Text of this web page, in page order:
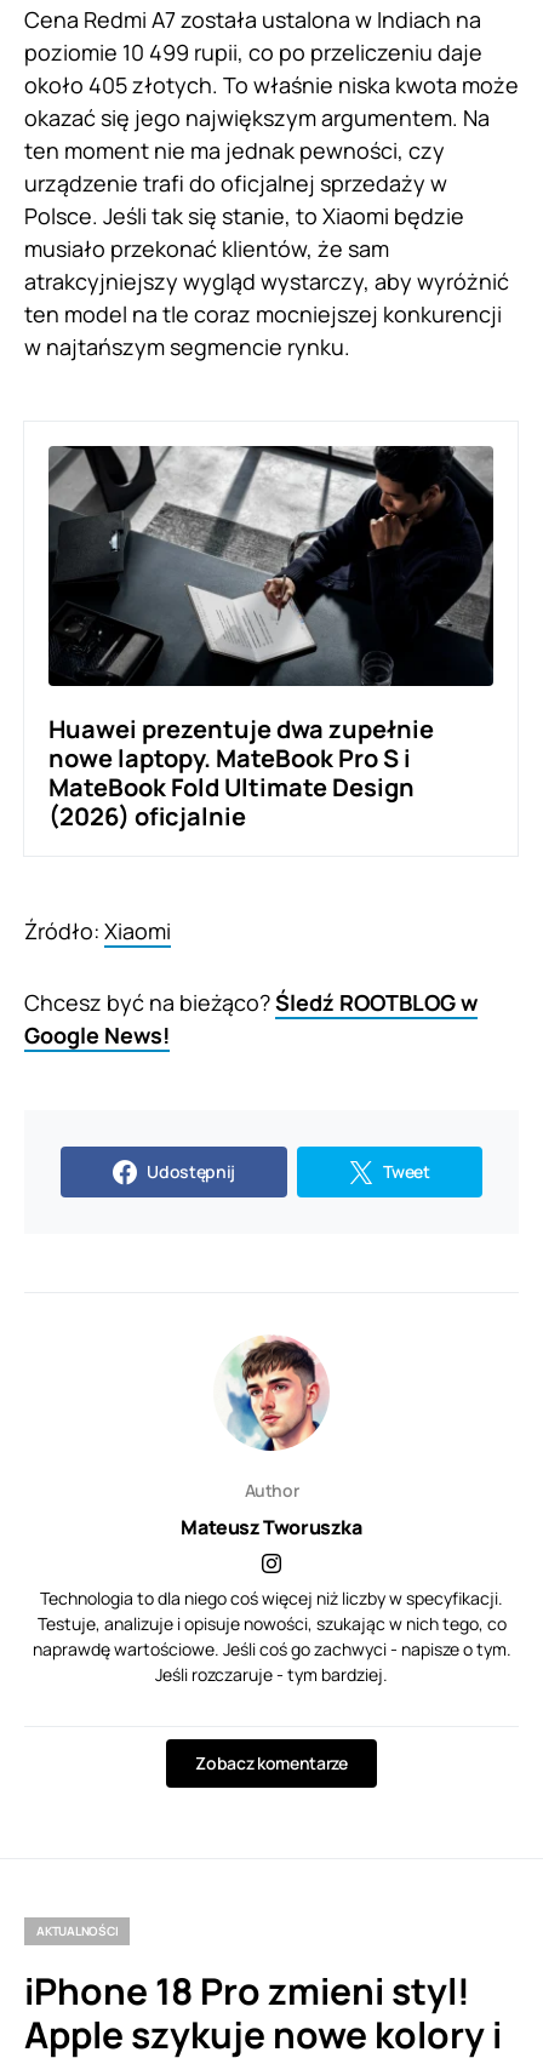
Cena Redmi A7 została ustalona w Indiach na
poziomie 10 499 rupii, co po przeliczeniu daje
około 405 złotych. To właśnie niska kwota może
okazać się jego największym argumentem. Na
ten moment nie ma jednak pewności, czy
urządzenie trafi do oficjalnej sprzedaży w
Polsce. Jeśli tak się stanie, to Xiaomi będzie
musiało przekonać klientów, że sam
atrakcyjniejszy wygląd wystarczy, aby wyróżnić
ten model na tle coraz mocniejszej konkurencji
w najtańszym segmencie rynku.
Huawei prezentuje dwa zupełnie
nowe laptopy. MateBook Pro S i
MateBook Fold Ultimate Design
(2026) oficjalnie
Źródło: Xiaomi
Chcesz być na bieżąco?Śledź ROOTBLOG w
Google News!
Udostępnij Tweet
Author
Mateusz Tworuszka
Technologia to dla niego coś więcej niż liczby w specyfikacji.
Testuje, analizuje i opisuje nowości, szukając w nich tego, co
naprawdę wartościowe. Jeśli coś go zachwyci - napisze o tym.
Jeśli rozczaruje - tym bardziej.
Zobacz komentarze
AKTUALNOŚCI
iPhone 18 Pro zmieni styl!
Apple szykuje nowe kolory i